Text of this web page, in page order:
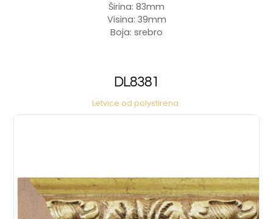
Širina: 83mm
Visina: 39mm
Boja: srebro
DL8381
Letvice od polystirena